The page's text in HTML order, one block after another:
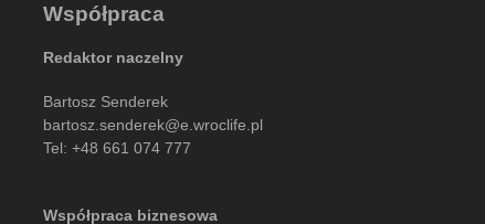
Współpraca
Redaktor naczelny
Bartosz Senderek
bartosz.senderek@e.wroclife.pl
Tel: +48 661 074 777
Współpraca biznesowa